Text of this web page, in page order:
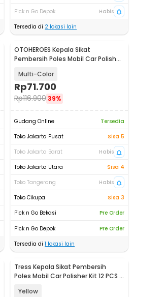
Pick n Go Depok
Habis
Tersedia di 2 lokasi lain
OTOHEROES Kepala Sikat
Pembersih Poles Mobil Car Polisher
Multi-Color
Rp71.700
Rp116.90039%
Gudang Online
Tersedia
Toko Jakarta Pusat
Sisa 5
Toko Jakarta Barat
Habis
Toko Jakarta Utara
Sisa 4
Toko Tangerang
Habis
Toko Cikupa
Sisa 3
Pick n Go Bekasi
Pre Order
Pick n Go Depok
Pre Order
Tersedia di 1 lokasi lain
Tress Kepala Sikat Pembersih
Poles Mobil Car Polisher Kit 12 PCS -
Yellow